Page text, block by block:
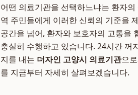
어떤 의료기관을 선택하느냐는 환자
역 주민들에게 이러한 신뢰의 기준을
공간을 넘어, 환자와 보호자의 고통을
충실히 수행하고 있습니다. 24시간 꺼
지를 내는 더자인 고양시 의료기관으
를 지금부터 자세히 살펴보겠습니다.